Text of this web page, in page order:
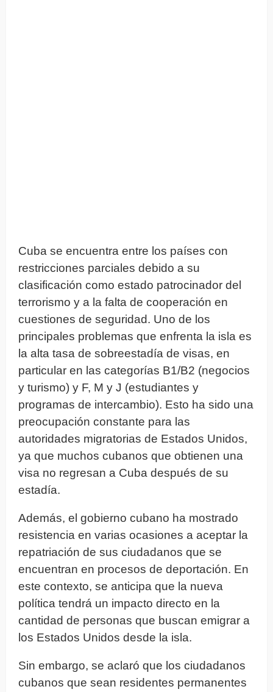
Cuba se encuentra entre los países con
restricciones parciales debido a su
clasificación como estado patrocinador del
terrorismo y a la falta de cooperación en
cuestiones de seguridad. Uno de los
principales problemas que enfrenta la isla es
la alta tasa de sobreestadía de visas, en
particular en las categorías B1/B2 (negocios
y turismo) y F, M y J (estudiantes y
programas de intercambio). Esto ha sido una
preocupación constante para las
autoridades migratorias de Estados Unidos,
ya que muchos cubanos que obtienen una
visa no regresan a Cuba después de su
estadía.
Además, el gobierno cubano ha mostrado
resistencia en varias ocasiones a aceptar la
repatriación de sus ciudadanos que se
encuentran en procesos de deportación. En
este contexto, se anticipa que la nueva
política tendrá un impacto directo en la
cantidad de personas que buscan emigrar a
los Estados Unidos desde la isla.
Sin embargo, se aclaró que los ciudadanos
cubanos que sean residentes permanentes